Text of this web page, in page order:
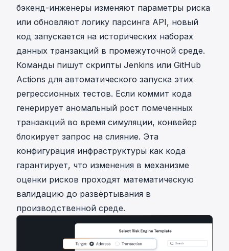
бэкенд-инженеры изменяют параметры риска
или обновляют логику парсинга API, новый
код запускается на исторических наборах
данных транзакций в промежуточной среде.
Команды пишут скрипты Jenkins или GitHub
Actions для автоматического запуска этих
регрессионных тестов. Если коммит кода
генерирует аномальный рост помеченных
транзакций во время симуляции, конвейер
блокирует запрос на слияние. Эта
конфигурация инфраструктуры как кода
гарантирует, что изменения в механизме
оценки рисков проходят математическую
валидацию до развёртывания в
производственной среде.